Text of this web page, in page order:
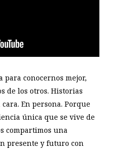
para conocernos mejor,
de los otros. Historias
En persona. Porque
única que se vive de
compartimos una
presente y futuro con